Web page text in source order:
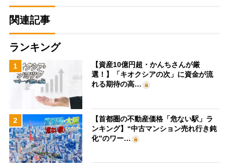
関連記事
ランキング
1
【資産10億円超・かんちさんが厳
選！】「キオクシアの次」に資金が流
れる期待の高…
2
【首都圏の不動産価格「危ない駅」ラ
ンキング】“中古マンション売れ行き鈍
化”のワー…